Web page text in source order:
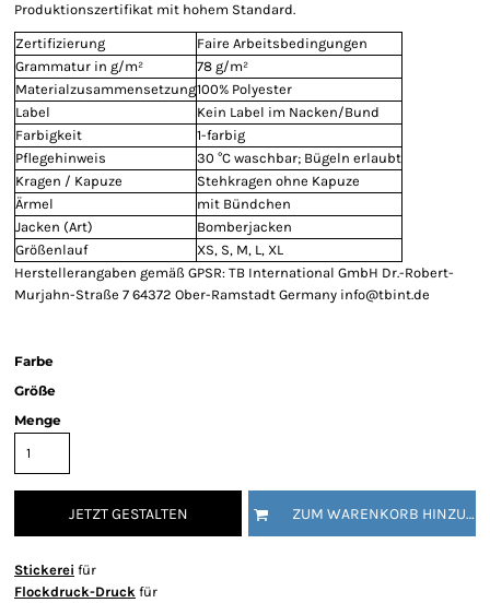
Produktionszertifikat mit hohem Standard.
Zertifizierung
Faire Arbeitsbedingungen
Grammatur in g/m²
78 g/m²
Materialzusammensetzung100% Polyester
Label
Kein Label im Nacken/Bund
Farbigkeit
1-farbig
Pflegehinweis
30 °C waschbar; Bügeln erlaubt
Kragen / Kapuze
Stehkragen ohne Kapuze
Ärmel
mit Bündchen
Jacken (Art)
Bomberjacken
Größenlauf
XS, S, M, L, XL
Herstellerangaben gemäß GPSR: TB International GmbH Dr.-Robert-
Murjahn-Straße 7 64372 Ober-Ramstadt Germany info@tbint.de
Farbe
Größe
Menge
JETZT GESTALTEN ZUM WARENKORB HINZUFÜGEN
Stickerei für
Flockdruck-Druck für